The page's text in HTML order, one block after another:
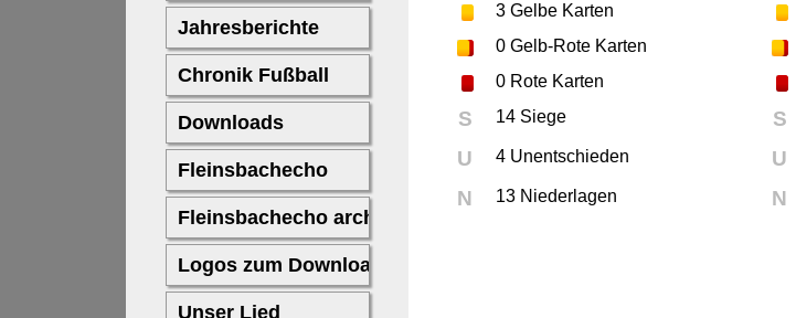
3 Gelbe Karten
0 Gelb-Rote Karten
0 Rote Karten
S 14 Siege
U 4 Unentschieden
N 13 Niederlagen
S
U
N